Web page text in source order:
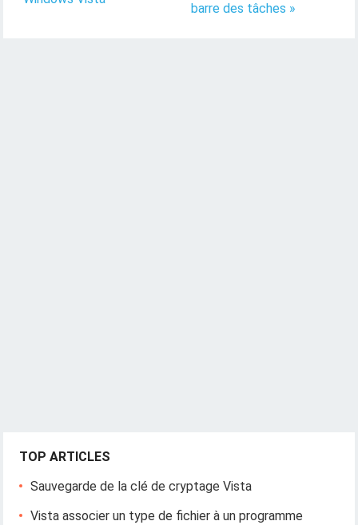
barre des tâches »
TOP ARTICLES
Sauvegarde de la clé de cryptage Vista
Vista associer un type de fichier à un programme